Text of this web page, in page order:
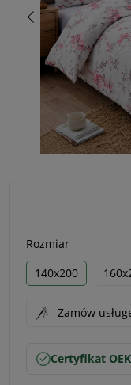
Rozmiar
140x200
Zamów
Certyfikat